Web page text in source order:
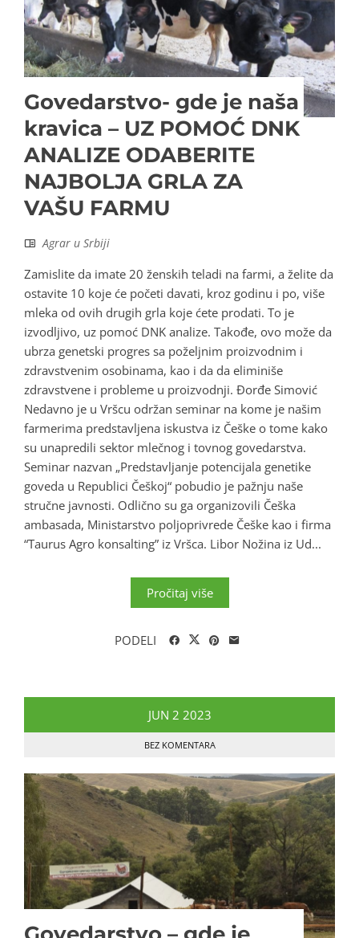
Govedarstvo- gde je naša
kravica – UZ POMOĆ DNK
ANALIZE ODABERITE
NAJBOLJA GRLA ZA
VAŠU FARMU
Agrar u Srbiji
Zamislite da imate 20 ženskih teladi na farmi, a želite da
ostavite 10 koje će početi davati, kroz godinu i po, više
mleka od ovih drugih grla koje ćete prodati. To je
izvodljivo, uz pomoć DNK analize. Takođe, ovo može da
ubrza genetski progres sa poželjnim proizvodnim i
zdravstvenim osobinama, kao i da da eliminiše
zdravstvene i probleme u proizvodnji. Đorđe Simović
Nedavno je u Vršcu održan seminar na kome je našim
farmerima predstavljena iskustva iz Češke o tome kako
su unapredili sektor mlečnog i tovnog govedarstva.
Seminar nazvan „Predstavljanje potencijala genetike
goveda u Republici Češkoj“ pobudio je pažnju naše
stručne javnosti. Odlično su ga organizovili Češka
ambasada, Ministarstvo poljoprivrede Češke kao i firma
“Taurus Agro konsalting” iz Vršca. Libor Nožina iz Ud...
Pročitaj više
PODELI
JUN 2 2023
BEZ KOMENTARA